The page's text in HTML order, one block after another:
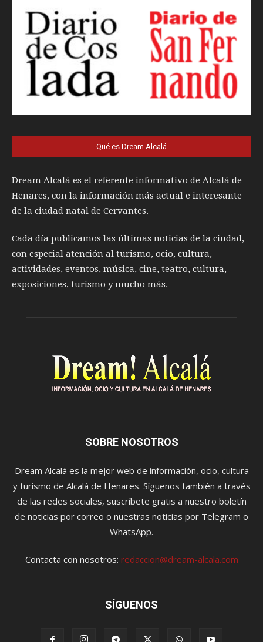
Qué es Dream Alcalá
Dream Alcalá es el referente informativo de Alcalá de
Henares, con la información más actual e interesante
de la ciudad natal de Cervantes.
Cada día publicamos las últimas noticias de la ciudad,
con especial atención al turismo, ocio, cultura,
actividades, eventos, música, cine, teatro, cultura,
exposiciones, turismo y mucho más.
SOBRE NOSOTROS
Dream Alcalá es la mejor web de información, ocio, cultura
y turismo de Alcalá de Henares. Síguenos también a través
de las redes sociales, suscríbete gratis a nuestro boletín
de noticias por correo o nuestras noticias por Telegram o
WhatsApp.
Contacta con nosotros: redaccion@dream-alcala.com
SÍGUENOS